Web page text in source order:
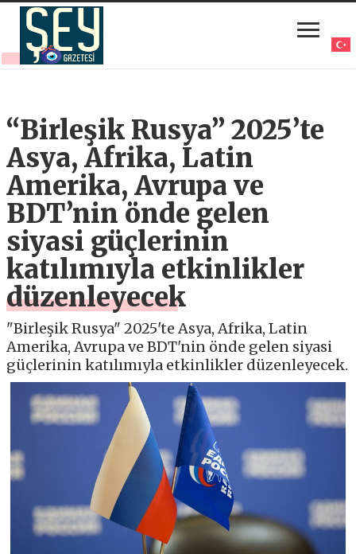
“Birleşik Rusya” 2025’te
Asya, Afrika, Latin
Amerika, Avrupa ve
BDT’nin önde gelen
siyasi güçlerinin
katılımıyla etkinlikler
düzenleyecek
"Birleşik Rusya" 2025'te Asya, Afrika, Latin
Amerika, Avrupa ve BDT'nin önde gelen siyasi
güçlerinin katılımıyla etkinlikler düzenleyecek.